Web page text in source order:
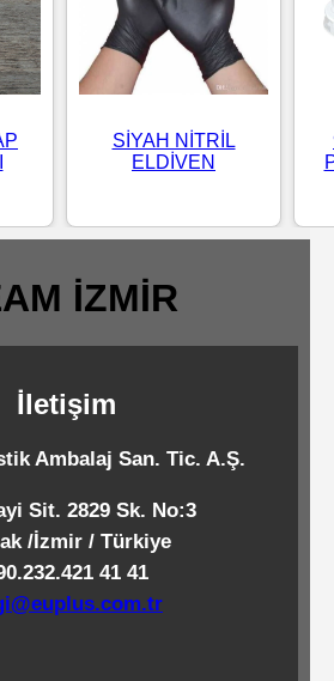
SİYAH NİTRİL
ELDİVEN
İZMİR
İletişim
Ambalaj San. Tic. A.Ş.
Sit. 2829 Sk. No:3
/İzmir / Türkiye
41 41